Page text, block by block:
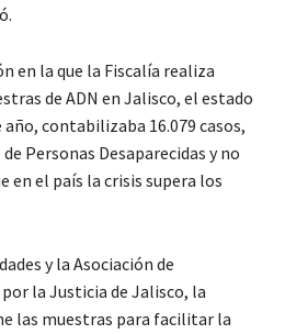
en la que la Fiscalía realiza
de ADN en Jalisco, el estado
contabilizaba 16.079 casos,
Personas Desaparecidas y no
en el país la crisis supera los
y la Asociación de
la Justicia de Jalisco, la
las muestras para facilitar la